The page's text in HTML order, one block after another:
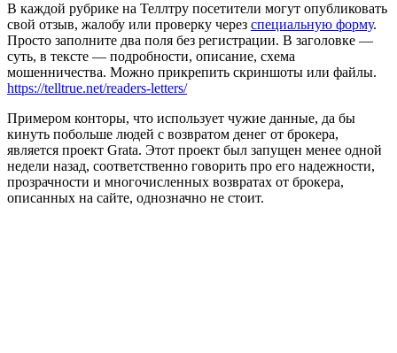
В каждой рубрике на Теллтру посетители могут опубликовать
свой отзыв, жалобу или проверку через специальную форму.
Просто заполните два поля без регистрации. В заголовке —
суть, в тексте — подробности, описание, схема
мошенничества. Можно прикрепить скриншоты или файлы.
https://telltrue.net/readers-letters/
Примером конторы, что использует чужие данные, да бы
кинуть побольше людей с возвратом денег от брокера,
является проект Grata. Этот проект был запущен менее одной
недели назад, соответственно говорить про его надежности,
прозрачности и многочисленных возвратах от брокера,
описанных на сайте, однозначно не стоит.